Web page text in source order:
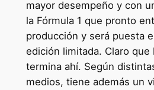
mayor desempeño y con
la Fórmula 1 que pronto
producción y será puesta
edición limitada. Claro que
termina ahí. Según
medios, tiene además un